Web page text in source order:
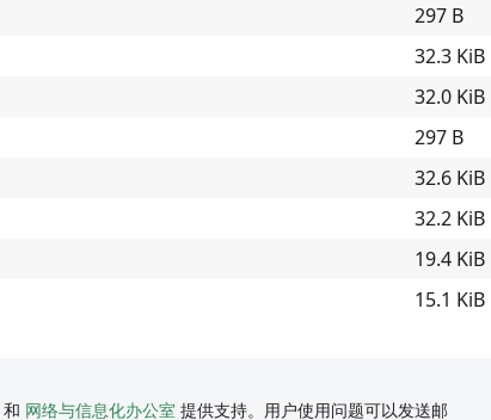
297 B
32.3 KiB
32.0 KiB
297 B
32.6 KiB
32.2 KiB
19.4 KiB
15.1 KiB
和 网络与信息化办公室 提供支持。用户使用问题可以发送邮